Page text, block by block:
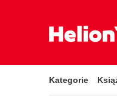
Kategorie